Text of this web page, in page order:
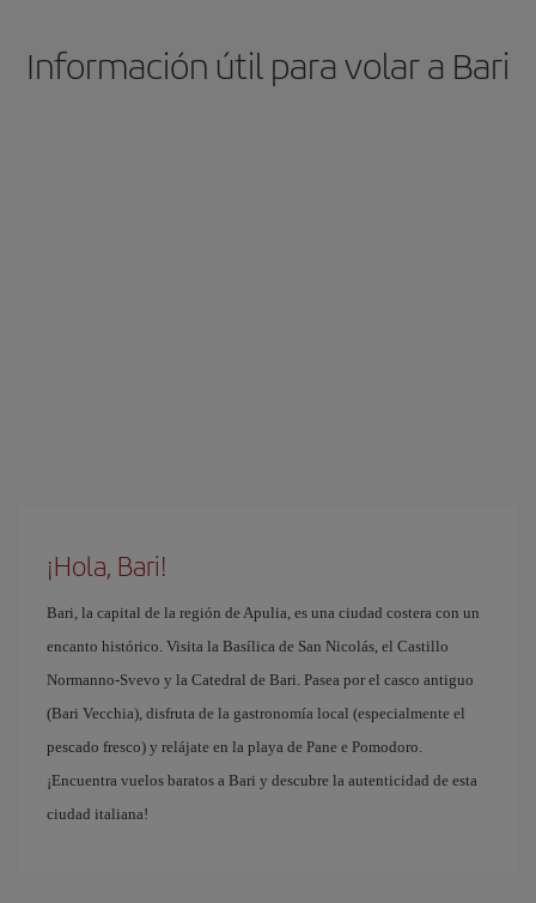
Información útil para volar a Bari
¡Hola, Bari!
Bari, la capital de la región de Apulia, es una ciudad costera con un
encanto histórico. Visita la Basílica de San Nicolás, el Castillo
Normanno-Svevo y la Catedral de Bari. Pasea por el casco antiguo
(Bari Vecchia), disfruta de la gastronomía local (especialmente el
pescado fresco) y relájate en la playa de Pane e Pomodoro.
¡Encuentra vuelos baratos a Bari y descubre la autenticidad de esta
ciudad italiana!